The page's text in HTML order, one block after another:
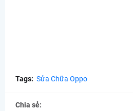
Tags: Sửa Chữa Oppo
Chia sẻ: